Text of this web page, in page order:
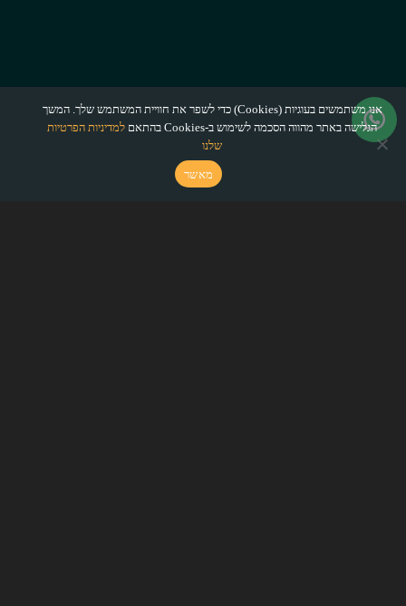
אנו משתמשים בעוגיות (Cookies) כדי לשפר את חוויית המשתמש שלך. המשך
הגלישה באתר מהווה הסכמה לשימוש ב-Cookies בהתאם
למדיניות הפרטיות
שלנו
מאשר